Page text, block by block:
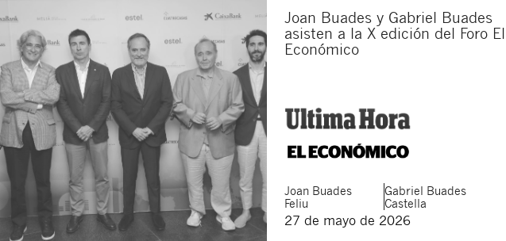
Joan Buades y Gabriel Buades
asisten a la X edición del Foro El
Económico
Joan Buades
Feliu
Gabriel Buades
Castella
27 de mayo de 2026